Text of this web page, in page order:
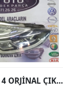
RENAULT CLİO 4 ORJİNAL ÇIKMA SAĞ FAR